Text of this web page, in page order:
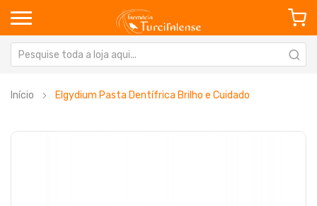
Início Elgydium Pasta Dentífrica Brilho e Cuidado
Saltar